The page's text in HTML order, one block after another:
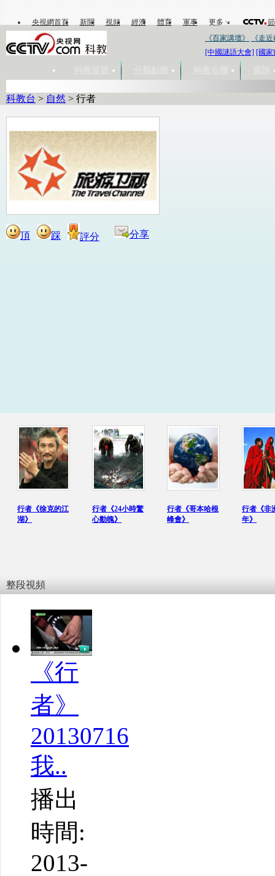
央視網首頁 新聞 視頻 經濟 體育 軍事 更多
《百家講壇》
《走
[中國謎語大會] [國家
科教台 > 自然 > 行者
頂 踩 評分 分享
行者《徐克的江
湖》
行者《24小時驚
心動魄》
行者《哥本哈根
峰會》
行者《非
年》
整段視頻
《行
者》
20130716
我..
播出
時間:
2013-